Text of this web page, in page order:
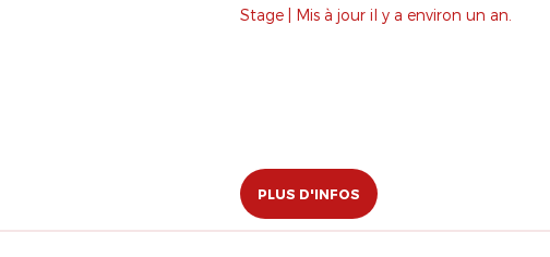
Stage | Mis à jour il y a environ un an.
PLUS D'INFOS